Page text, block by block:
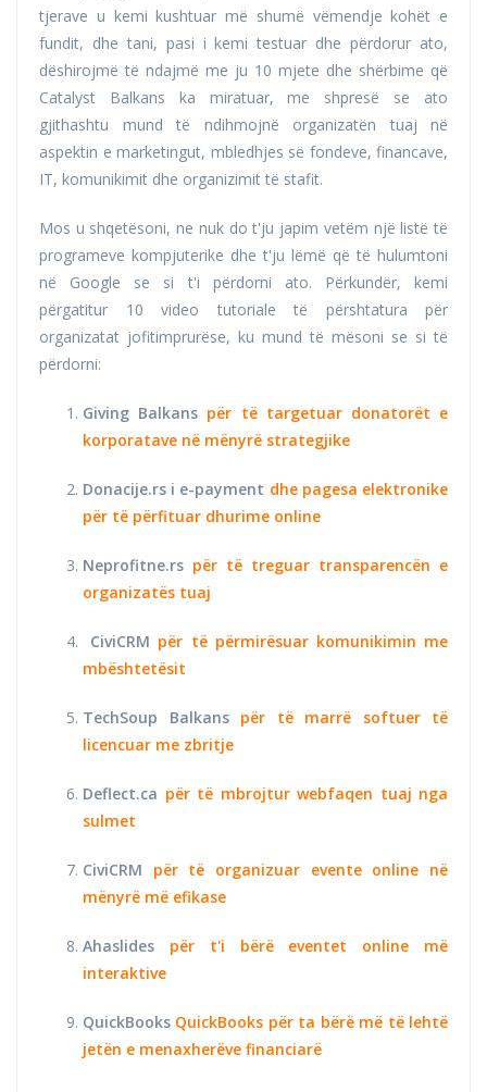
tjerave u kemi kushtuar më shumë vëmendje kohët e
fundit, dhe tani, pasi i kemi testuar dhe përdorur ato,
dëshirojmë të ndajmë me ju 10 mjete dhe shërbime që
Catalyst Balkans ka miratuar, me shpresë se ato
gjithashtu mund të ndihmojnë organizatën tuaj në
aspektin e marketingut, mbledhjes së fondeve, financave,
IT, komunikimit dhe organizimit të stafit.
Mos u shqetësoni, ne nuk do t'ju japim vetëm një listë të
programeve kompjuterike dhe t'ju lëmë që të hulumtoni
në Google se si t'i përdorni ato. Përkundër, kemi
përgatitur 10 video tutoriale të përshtatura për
organizatat jofitimprurëse, ku mund të mësoni se si të
përdorni:
Giving Balkans për të targetuar donatorët e
korporatave në mënyrë strategjike
Donacije.rs i e-payment dhe pagesa elektronike
për të përfituar dhurime online
Neprofitne.rs për të treguar transparencën e
organizatës tuaj
CiviCRM për të përmirësuar komunikimin me
mbështetësit
TechSoup Balkans për të marrë softuer të
licencuar me zbritje
Deflect.ca për të mbrojtur webfaqen tuaj nga
sulmet
CiviCRM për të organizuar evente online në
mënyrë më efikase
Ahaslides për t'i bërë eventet online më
interaktive
QuickBooks QuickBooks për ta bërë më të lehtë
jetën e menaxherëve financiarë